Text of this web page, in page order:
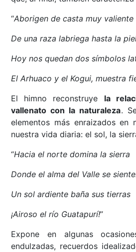
“Aborigen de casta muy valiente
De una raza labriega hasta la
Hoy nos quedan dos símbolos
El Arhuaco y el Kogui, muestra
El himno reconstruye la
vallenato con la naturaleza.
elementos más enraizados
nuestra vida diaria: el sol, la
“Hacia el norte domina la sierra
Donde el alma del Valle se
Un sol ardiente baña sus tierras
¡Airoso el río Guatapurí!”
Expone en algunas
endulzadas, recuerdos